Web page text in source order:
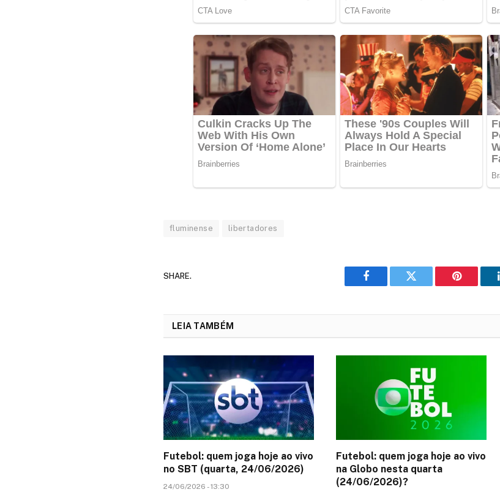
fluminense libertadores
SHARE.
Facebook Twitter Pinterest
LEIA TAMBÉM
Futebol: quem joga hoje ao vivo
no SBT (quarta, 24/06/2026)
24/06/2026 - 13:30
Futebol: quem joga hoje ao vivo
na Globo nesta quarta
(24/06/2026)?